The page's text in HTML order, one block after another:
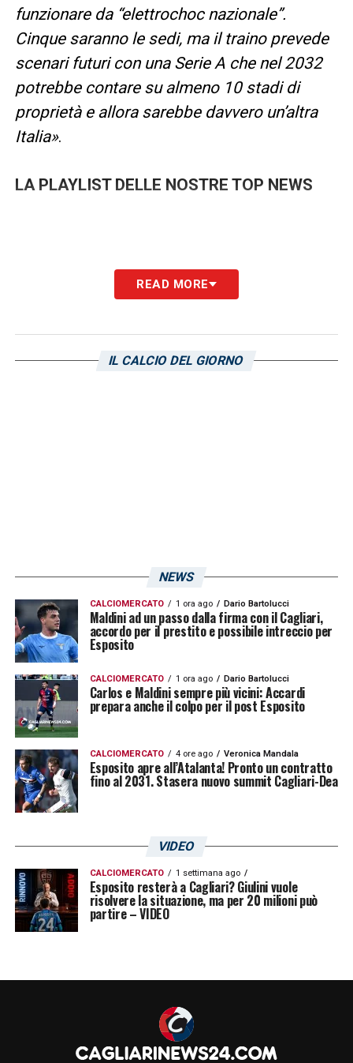
funzionare da “elettrochoc nazionale”.
Cinque saranno le sedi, ma il traino prevede
scenari futuri con una Serie A che nel 2032
potrebbe contare su almeno 10 stadi di
proprietà e allora sarebbe davvero un’altra
Italia».
LA PLAYLIST DELLE NOSTRE TOP NEWS
READ MORE
IL CALCIO DEL GIORNO
NEWS
CALCIOMERCATO 1 ora ago Dario Bartolucci
Maldini ad un passo dalla firma con il Cagliari,
accordo per il prestito e possibile intreccio per
Esposito
CALCIOMERCATO 1 ora ago Dario Bartolucci
Carlos e Maldini sempre più vicini: Accardi
prepara anche il colpo per il post Esposito
CALCIOMERCATO 4 ore ago Veronica Mandala
Esposito apre all’Atalanta! Pronto un contratto
fino al 2031. Stasera nuovo summit Cagliari-Dea
VIDEO
CALCIOMERCATO 1 settimana ago
Esposito resterà a Cagliari? Giulini vuole
risolvere la situazione, ma per 20 milioni può
partire – VIDEO